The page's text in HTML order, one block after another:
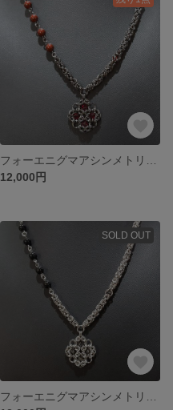
12,000円
SOLD OUT